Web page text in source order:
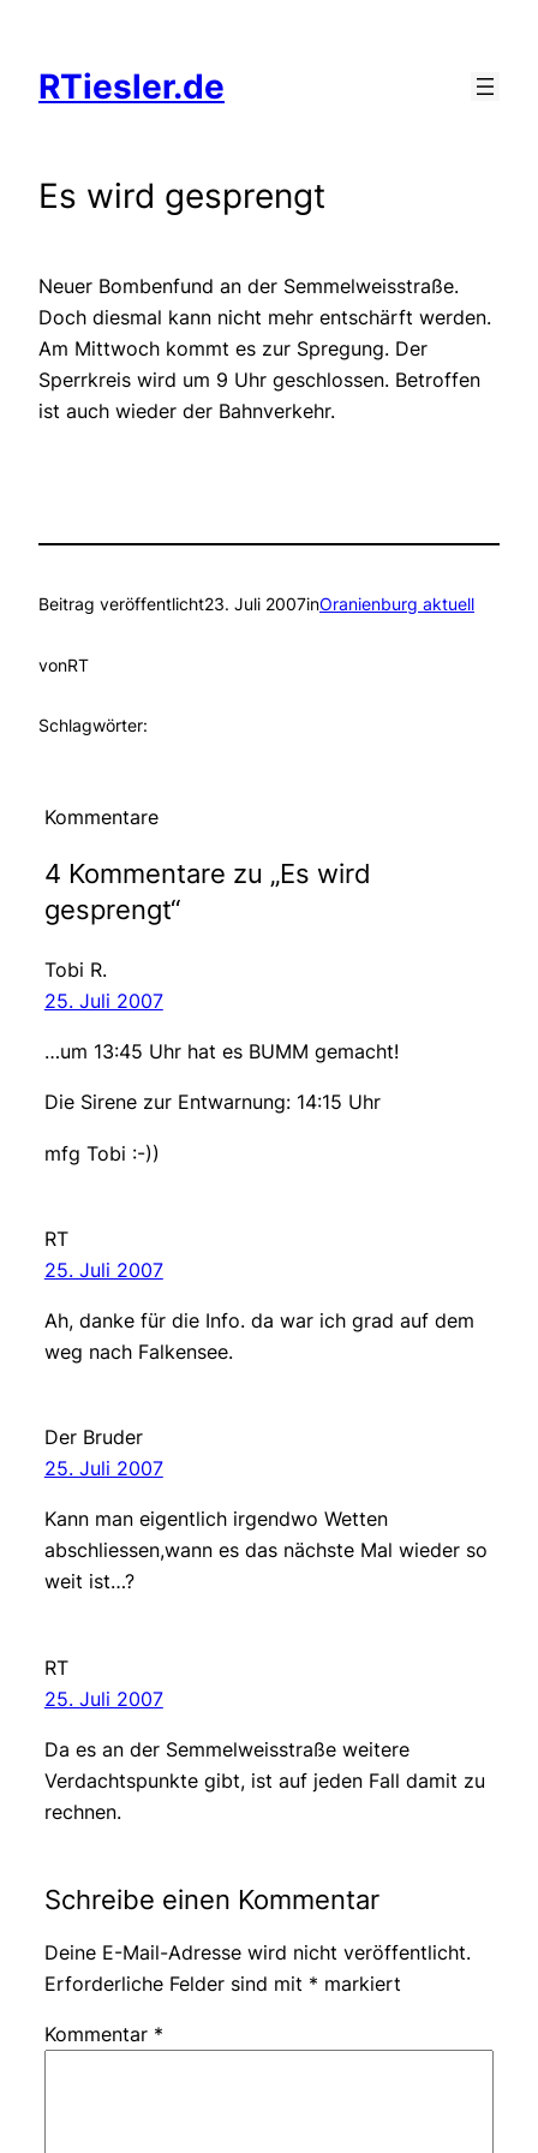
springen
RTiesler.de
Es wird gesprengt
Neuer Bombenfund an der Semmelweisstraße.
Doch diesmal kann nicht mehr entschärft werden.
Am Mittwoch kommt es zur Spregung. Der
Sperrkreis wird um 9 Uhr geschlossen. Betroffen
ist auch wieder der Bahnverkehr.
Beitrag veröffentlicht23. Juli 2007inOranienburg aktuell
vonRT
Schlagwörter:
Kommentare
4 Kommentare zu „Es wird
gesprengt“
Tobi R.
25. Juli 2007
…um 13:45 Uhr hat es BUMM gemacht!
Die Sirene zur Entwarnung: 14:15 Uhr
mfg Tobi :-))
RT
25. Juli 2007
Ah, danke für die Info. da war ich grad auf dem
weg nach Falkensee.
Der Bruder
25. Juli 2007
Kann man eigentlich irgendwo Wetten
abschliessen,wann es das nächste Mal wieder so
weit ist…?
RT
25. Juli 2007
Da es an der Semmelweisstraße weitere
Verdachtspunkte gibt, ist auf jeden Fall damit zu
rechnen.
Schreibe einen Kommentar
Deine E-Mail-Adresse wird nicht veröffentlicht.
Erforderliche Felder sind mit * markiert
Kommentar *